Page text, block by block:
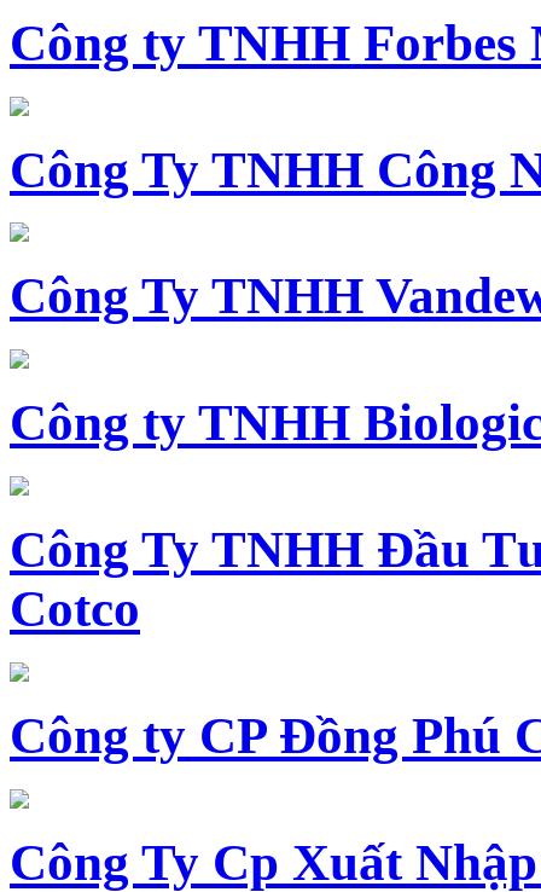
Công ty TNHH
Công Ty TNHH Công
Công Ty TNHH
Công ty TNHH
Công Ty TNHH Đầu
Cotco
Công ty CP Đồng Phú
Công Ty Cp Xuất